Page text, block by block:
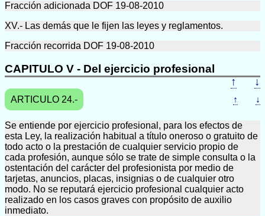
Fracción adicionada DOF 19-08-2010
XV.- Las demás que le fijen las leyes y reglamentos.
Fracción recorrida DOF 19-08-2010
CAPITULO V - Del ejercicio profesional
↑
↓
ARTICULO 24.- ↑ ↓
Se entiende por ejercicio profesional, para los efectos de
esta Ley, la realización habitual a título oneroso o gratuito de
todo acto o la prestación de cualquier servicio propio de
cada profesión, aunque sólo se trate de simple consulta o la
ostentación del carácter del profesionista por medio de
tarjetas, anuncios, placas, insignias o de cualquier otro
modo. No se reputará ejercicio profesional cualquier acto
realizado en los casos graves con propósito de auxilio
inmediato.